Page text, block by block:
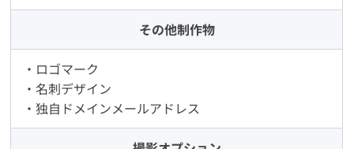
その他制作物
・ロゴマーク
・名刺デザイン
・独自ドメインメールアドレス